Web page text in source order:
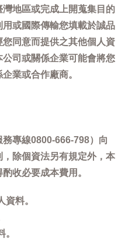
地區或完成上開蒐集目的
或國際傳輸您填載於誠品
同意而提供之其他個人資
司或關係企業可能會將您
業或合作廠商。
專線0800-666-798）向
除個資法另有規定外，本
收必要成本費用。
料。